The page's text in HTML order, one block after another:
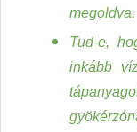
megoldva.
Tud-e,
inkább